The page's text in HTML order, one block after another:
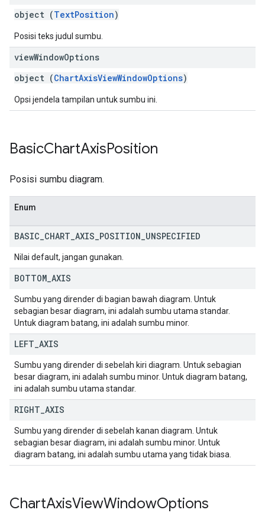
object (TextPosition)
Posisi teks judul sumbu.
viewWindowOptions
object (ChartAxisViewWindowOptions)
Opsi jendela tampilan untuk sumbu ini.
BasicChartAxisPosition
Posisi sumbu diagram.
Enum
BASIC CHART AXIS POSITION UNSPECIFIED
Nilai default, jangan gunakan.
BOTTOM AXIS
Sumbu yang dirender di bagian bawah diagram. Untuk
sebagian besar diagram, ini adalah sumbu utama standar.
Untuk diagram batang, ini adalah sumbu minor.
LEFT AXIS
Sumbu yang dirender di sebelah kiri diagram. Untuk sebagian
besar diagram, ini adalah sumbu minor. Untuk diagram batang,
ini adalah sumbu utama standar.
RIGHT AXIS
Sumbu yang dirender di sebelah kanan diagram. Untuk
sebagian besar diagram, ini adalah sumbu minor. Untuk
diagram batang, ini adalah sumbu utama yang tidak biasa.
ChartAxisViewWindowOptions